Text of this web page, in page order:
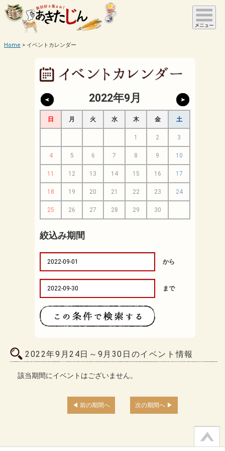
Home イベントカレンダー
2022年9月
日 月 火 水 木 金 土
1 2 3
4 5 6 7 8 9 10
11 12 13 14 15 16 17
18 19 20 21 22 23 24
25 26 27 28 29 30
絞込み期間
から
まで
2022年9月24日～9月30日のイベント情報
該当期間にイベントはございません。
前の期間へ 次の期間へ